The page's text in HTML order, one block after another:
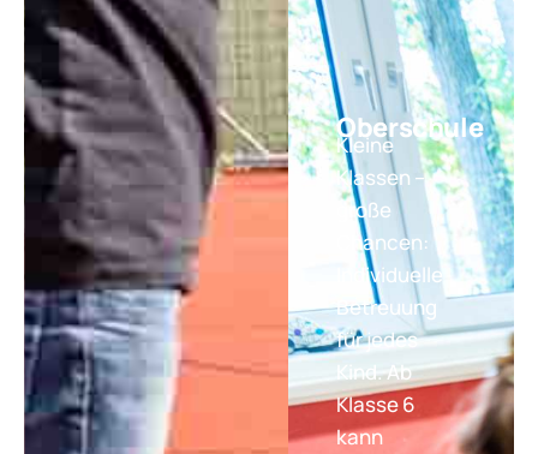
Oberschule
Kleine
Klassen –
große
Chancen:
Individuelle
Betreuung
für jedes
Kind. Ab
Klasse 6
kann